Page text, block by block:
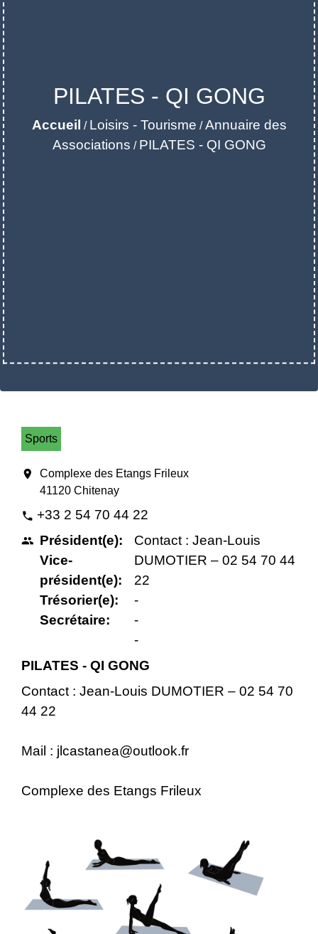
PILATES - QI GONG
Accueil / Loisirs - Tourisme /Annuaire des
Associations / PILATES - QI GONG
Sports
location_on
Complexe des Etangs Frileux
41120 Chitenay
phone +33 2 54 70 44 22
people Président(e):
Vice-
président(e):
Trésorier(e):
Secrétaire:
Contact : Jean-Louis
DUMOTIER – 02 54 70 44
22
-
-
-
PILATES - QI GONG
Contact : Jean-Louis DUMOTIER – 02 54 70
44 22
Mail : jlcastanea@outlook.fr
Complexe des Etangs Frileux